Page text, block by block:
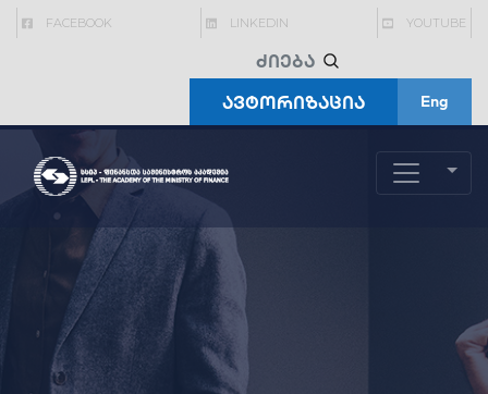
FACEBOOK LINKEDIN YOUTUBE
ავტორიზაცია Eng